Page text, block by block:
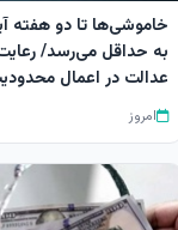
خاموشی‌ها تا دو هفته
به حداقل می‌رسد/
عدالت در اعمال
امروز